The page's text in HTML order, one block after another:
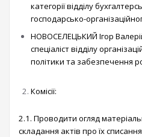
категорії відділу
господарсько-
НОВОСЕЛЕЦЬКИЙ Ігор
спеціаліст відділу
політики та забезпечення
Комісії:
2.1. Проводити огляд
складання актів про їх